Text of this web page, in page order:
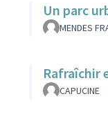
Un parc
MENDES
Rafraîchir
CAPUCINE